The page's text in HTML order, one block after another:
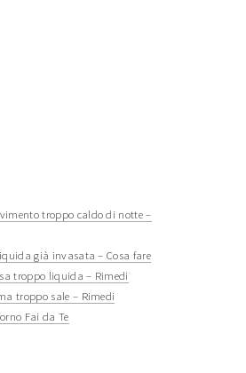
troppo caldo di notte​ –
già invasata​ – Cosa fare​​
troppo liquida​​ – Rimedi​​
troppo sale​ – Rimedi​​
Fai da Te